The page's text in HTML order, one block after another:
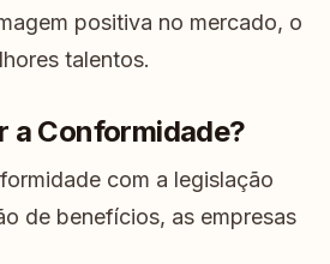
positiva no mercado, o
talentos.
a Conformidade?
com a legislação
de benefícios, as empresas